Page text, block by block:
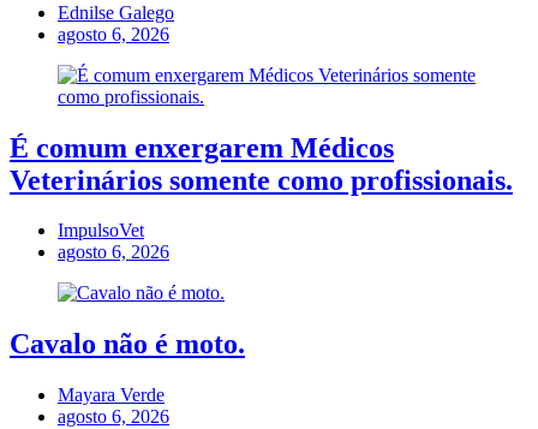
Ednilse Galego
agosto 6, 2026
É comum enxergarem Médicos
Veterinários somente como profissionais.
ImpulsoVet
agosto 6, 2026
Cavalo não é moto.
Mayara Verde
agosto 6, 2026